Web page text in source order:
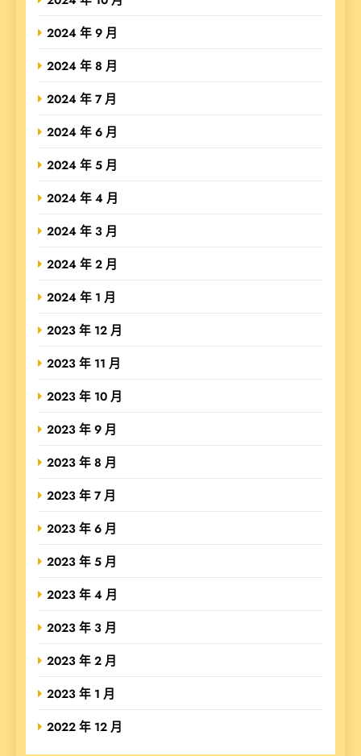
2024 年 9 月
2024 年 8 月
2024 年 7 月
2024 年 6 月
2024 年 5 月
2024 年 4 月
2024 年 3 月
2024 年 2 月
2024 年 1 月
2023 年 12 月
2023 年 11 月
2023 年 10 月
2023 年 9 月
2023 年 8 月
2023 年 7 月
2023 年 6 月
2023 年 5 月
2023 年 4 月
2023 年 3 月
2023 年 2 月
2023 年 1 月
2022 年 12 月